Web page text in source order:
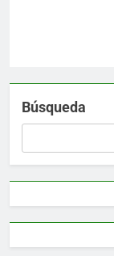
Búsqueda